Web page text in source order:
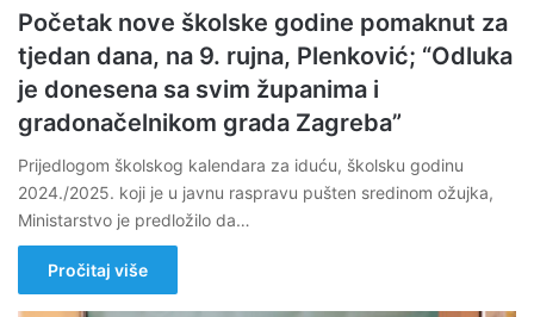
Početak nove školske godine pomaknut za
tjedan dana, na 9. rujna, Plenković; “Odluka
je donesena sa svim županima i
gradonačelnikom grada Zagreba”
Prijedlogom školskog kalendara za iduću, školsku godinu
2024./2025. koji je u javnu raspravu pušten sredinom ožujka,
Ministarstvo je predložilo da…
Pročitaj više